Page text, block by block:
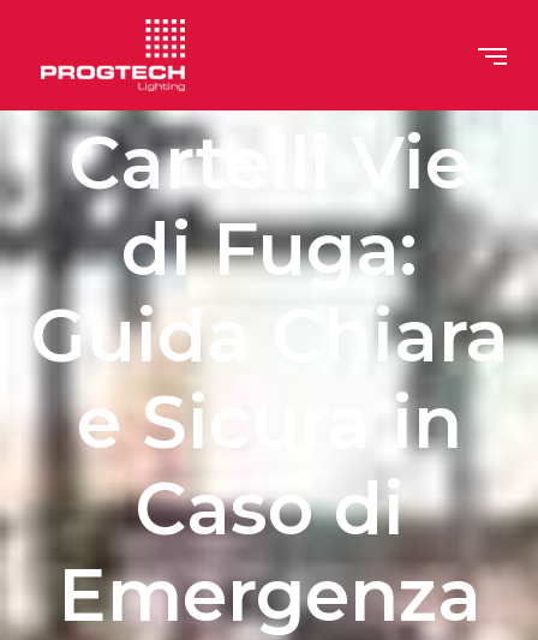
Cartelli Vie
di Fuga:
Guida Chiara
e Sicura in
Caso di
Emergenza